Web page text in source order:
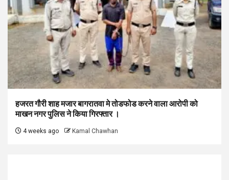
हजरत गौरी शाह मजार बागरातवा मे तोडफोड करने वाला आरोपी को
माखन नगर पुलिस ने किया गिरफ्तार ।
4 weeks ago Kamal Chawhan